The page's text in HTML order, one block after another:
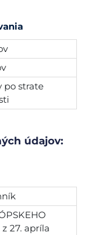
po strate
údajov:
27. apríla